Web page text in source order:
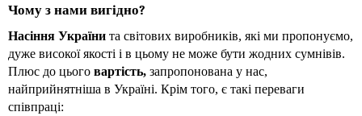
Чому з нами вигідно?
Насіння України та світових виробників, які ми пропонуємо,
дуже високої якості і в цьому не може бути жодних сумнівів.
Плюс до цього вартість, запропонована у нас,
найприйнятніша в Україні. Крім того, є такі переваги
співпраці: